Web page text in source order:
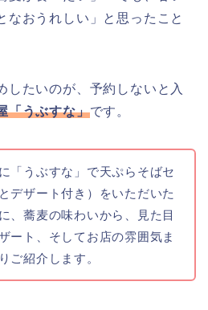
なおうれしい」と思ったこと
したいのが、予約しないと入
「うぶすな」です。
「うぶすな」で天ぷらそばセ
デザート付き）をいただいた
、蕎麦の味わいから、見た目
ート、そしてお店の雰囲気ま
ご紹介します。